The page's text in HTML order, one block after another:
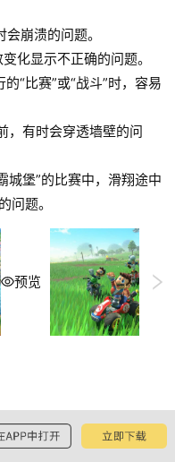
崩溃的问题。
化显示不正确的问题。
“比赛”或“战斗”时，容易
，有时会穿透墙壁的问
城堡”的比赛中，滑翔途中
问题。
预览